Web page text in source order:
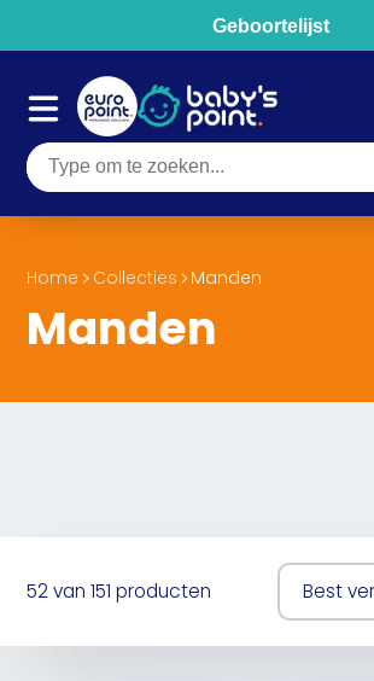
Geboortelijst
Home Collecties Manden
Manden
52 van 151 producten Best